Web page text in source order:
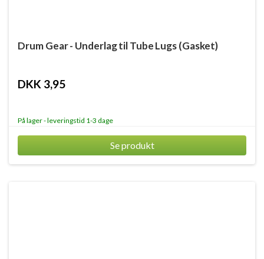
Drum Gear - Underlag til Tube Lugs (Gasket)
DKK 3,95
På lager - leveringstid 1-3 dage
Se produkt